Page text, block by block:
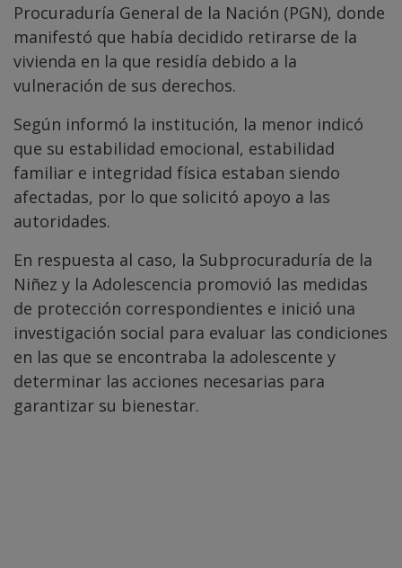
Procuraduría General de la Nación (PGN), donde
manifestó que había decidido retirarse de la
vivienda en la que residía debido a la
vulneración de sus derechos.
Según informó la institución, la menor indicó
que su estabilidad emocional, estabilidad
familiar e integridad física estaban siendo
afectadas, por lo que solicitó apoyo a las
autoridades.
En respuesta al caso, la Subprocuraduría de la
Niñez y la Adolescencia promovió las medidas
de protección correspondientes e inició una
investigación social para evaluar las condiciones
en las que se encontraba la adolescente y
determinar las acciones necesarias para
garantizar su bienestar.